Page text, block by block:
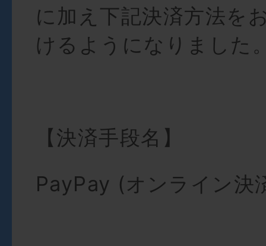
に加え下記決済方法を
けるようになりました
【決済手段名】
PayPay (オンライン決